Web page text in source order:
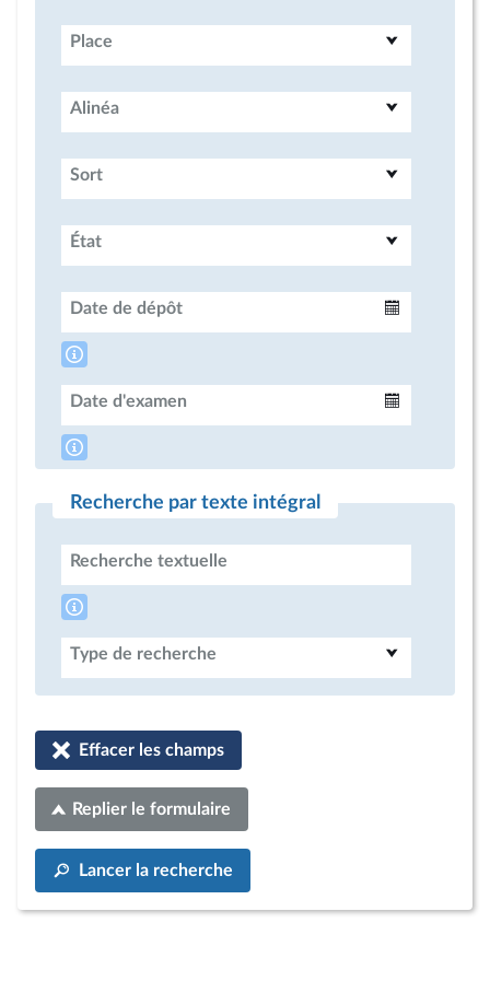
Place
Alinéa
Sort
État
Date de dépôt
Date d'examen
Recherche par texte intégral
Recherche textuelle
Type de recherche
Effacer les champs
Replier le formulaire
Lancer la recherche